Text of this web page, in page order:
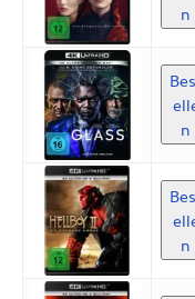
n
n
n